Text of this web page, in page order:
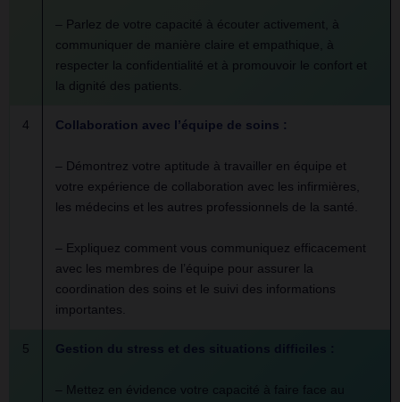
– Parlez de votre capacité à écouter activement, à
communiquer de manière claire et empathique, à
respecter la confidentialité et à promouvoir le confort et
la dignité des patients.
4 Collaboration avec l’équipe de soins :
– Démontrez votre aptitude à travailler en équipe et
votre expérience de collaboration avec les infirmières,
les médecins et les autres professionnels de la santé.
– Expliquez comment vous communiquez efficacement
avec les membres de l’équipe pour assurer la
coordination des soins et le suivi des informations
importantes.
5 Gestion du stress et des situations difficiles :
– Mettez en évidence votre capacité à faire face au